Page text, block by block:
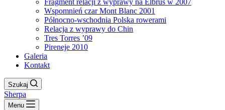
Fragment relacji z wyprawy na Elbrus w 2007
Wspomnień czar Mont Blanc 2001
Północno-wschodnia Polska rowerami
Relacja z wyprawy do Chin
Tres Torres ’09
Pireneje 2010
Galeria
Kontakt
Szukaj
Sherpa
Menu